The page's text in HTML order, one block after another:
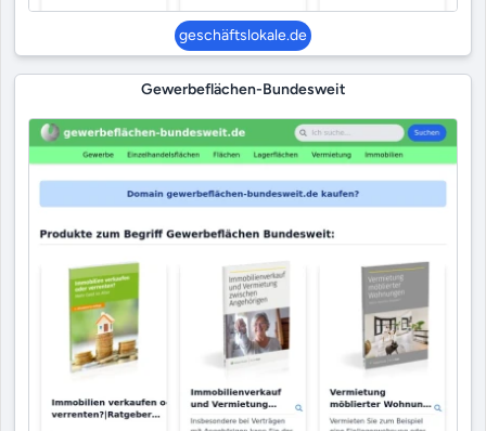
geschäftslokale.de
Gewerbeflächen-Bundesweit